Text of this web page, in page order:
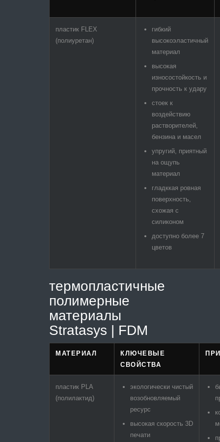
пластик FLEX
(полиуретан)
гибкий
высокоэластичный
материал
высокая
износостойкость и
прочность к удару
стоек к
воздействию
растворителей,
бензина и масел
упругий, приятный
на ощупь
материал
гладккая ровная
поверхность,
схожая с
силиконом
доступно более 7
цветов
термопластичные
полимерные
материалы
Stratasys | FDM
МАТЕРИАЛ
КЛЮЧЕВЫЕ
СВОЙСТВА
пластик PLA
(полилактид)
экологически чистый
возобновляемый
ресурс
высокая скорость 3D
печати